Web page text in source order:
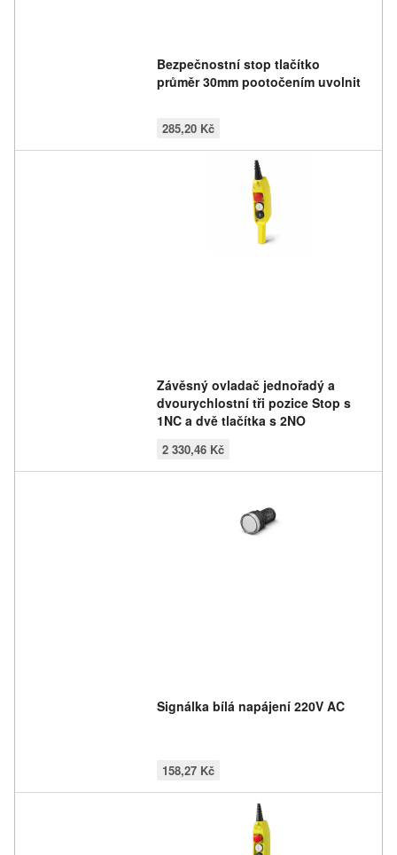
Bezpečnostní stop tlačítko
průměr 30mm pootočením uvolnit
285,20 Kč
Závěsný ovladač jednořadý a
dvourychlostní tři pozice Stop s
1NC a dvě tlačítka s 2NO
2 330,46 Kč
Signálka bílá napájení 220V AC
158,27 Kč